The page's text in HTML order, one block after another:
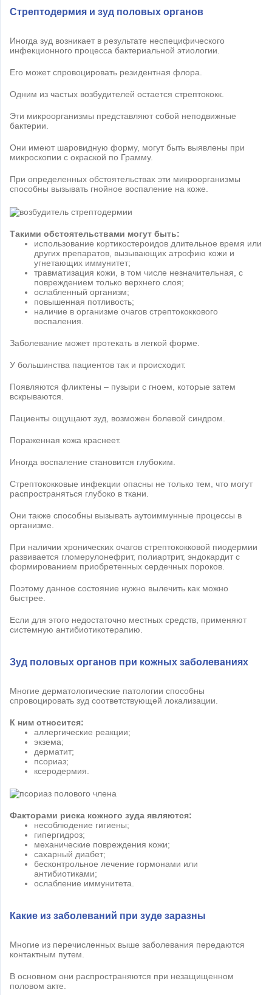
Стрептодермия и зуд половых органов
Иногда зуд возникает в результате неспецифического
инфекционного процесса бактериальной этиологии.
Его может спровоцировать резидентная флора.
Одним из частых возбудителей остается стрептококк.
Эти микроорганизмы представляют собой неподвижные
бактерии.
Они имеют шаровидную форму, могут быть выявлены при
микроскопии с окраской по Грамму.
При определенных обстоятельствах эти микроорганизмы
способны вызывать гнойное воспаление на коже.
Такими обстоятельствами могут быть:
использование кортикостероидов длительное время или
других препаратов, вызывающих атрофию кожи и
угнетающих иммунитет;
травматизация кожи, в том числе незначительная, с
повреждением только верхнего слоя;
ослабленный организм;
повышенная потливость;
наличие в организме очагов стрептококкового
воспаления.
Заболевание может протекать в легкой форме.
У большинства пациентов так и происходит.
Появляются фликтены – пузыри с гноем, которые затем
вскрываются.
Пациенты ощущают зуд, возможен болевой синдром.
Пораженная кожа краснеет.
Иногда воспаление становится глубоким.
Стрептококковые инфекции опасны не только тем, что могут
распространяться глубоко в ткани.
Они также способны вызывать аутоиммунные процессы в
организме.
При наличии хронических очагов стрептококковой пиодермии
развивается гломерулонефрит, полиартрит, эндокардит с
формированием приобретенных сердечных пороков.
Поэтому данное состояние нужно вылечить как можно
быстрее.
Если для этого недостаточно местных средств, применяют
системную антибиотикотерапию.
Зуд половых органов при кожных заболеваниях
Многие дерматологические патологии способны
спровоцировать зуд соответствующей локализации.
К ним относится:
аллергические реакции;
экзема;
дерматит;
псориаз;
ксеродермия.
Факторами риска кожного зуда являются:
несоблюдение гигиены;
гипергидроз;
механические повреждения кожи;
сахарный диабет;
бесконтрольное лечение гормонами или
антибиотиками;
ослабление иммунитета.
Какие из заболеваний при зуде заразны
Многие из перечисленных выше заболевания передаются
контактным путем.
В основном они распространяются при незащищенном
половом акте.